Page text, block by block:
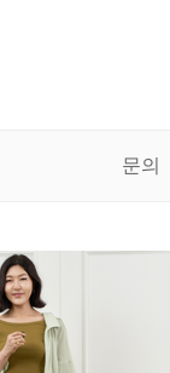
문의